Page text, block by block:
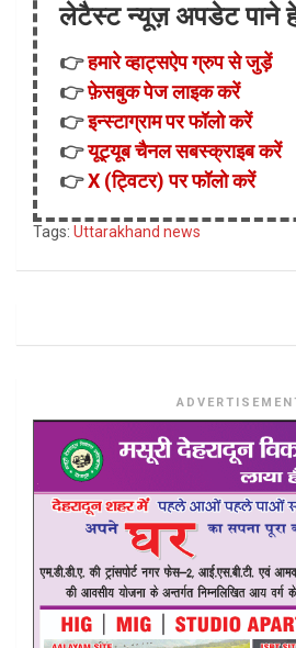
लेटैस्ट न्यूज़ अपडेट पाने
👉हमारे व्हाट्सऐप ग्रुप से जुड़ें
👉फ़ेसबुक पेज लाइक करें
👉इन्स्टाग्राम पर फॉलो करें
👉यूट्यूब चैनल सबस्क्राइब करें
👉X (ट्विटर) पर फॉलो करें
Tags: Uttarakhand news